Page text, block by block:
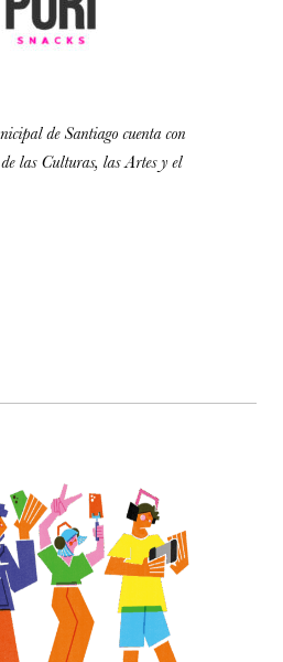
de Santiago cuenta con
las Culturas, las Artes y el